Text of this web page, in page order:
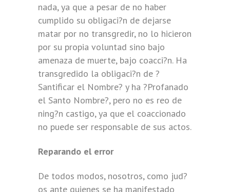
nada, ya que a pesar de no haber
cumplido su obligaci?n de dejarse
matar por no transgredir, no lo hicieron
por su propia voluntad sino bajo
amenaza de muerte, bajo coacci?n. Ha
transgredido la obligaci?n de ?
Santificar el Nombre? y ha ?Profanado
el Santo Nombre?, pero no es reo de
ning?n castigo, ya que el coaccionado
no puede ser responsable de sus actos.
Reparando el error
De todos modos, nosotros, como jud?
os ante quienes se ha manifestado